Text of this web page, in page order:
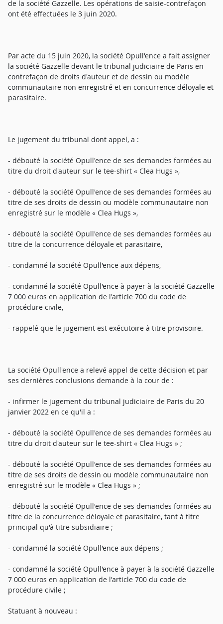
de la société Gazzelle. Les opérations de saisie-contrefaçon
ont été effectuées le 3 juin 2020.
Par acte du 15 juin 2020, la société Opull'ence a fait assigner
la société Gazzelle devant le tribunal judiciaire de Paris en
contrefaçon de droits d'auteur et de dessin ou modèle
communautaire non enregistré et en concurrence déloyale et
parasitaire.
Le jugement du tribunal dont appel, a :
- débouté la société Opull'ence de ses demandes formées au
titre du droit d'auteur sur le tee-shirt « Clea Hugs »,
- débouté la société Opull'ence de ses demandes formées au
titre de ses droits de dessin ou modèle communautaire non
enregistré sur le modèle « Clea Hugs »,
- débouté la société Opull'ence de ses demandes formées au
titre de la concurrence déloyale et parasitaire,
- condamné la société Opull'ence aux dépens,
- condamné la société Opull'ence à payer à la société Gazzelle
7 000 euros en application de l'article 700 du code de
procédure civile,
- rappelé que le jugement est exécutoire à titre provisoire.
La société Opull'ence a relevé appel de cette décision et par
ses dernières conclusions demande à la cour de :
- infirmer le jugement du tribunal judiciaire de Paris du 20
janvier 2022 en ce qu'il a :
- débouté la société Opull'ence de ses demandes formées au
titre du droit d'auteur sur le tee-shirt « Clea Hugs » ;
- débouté la société Opull'ence de ses demandes formées au
titre de ses droits de dessin ou modèle communautaire non
enregistré sur le modèle « Clea Hugs » ;
- débouté la société Opull'ence de ses demandes formées au
titre de la concurrence déloyale et parasitaire, tant à titre
principal qu'à titre subsidiaire ;
- condamné la société Opull'ence aux dépens ;
- condamné la société Opull'ence à payer à la société Gazzelle
7 000 euros en application de l'article 700 du code de
procédure civile ;
Statuant à nouveau :